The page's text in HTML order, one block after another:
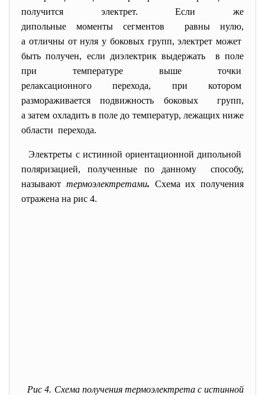
получится электрет. Если же
дипольные моменты сегментов равны нулю,
а отличны от нуля у боковых групп, электрет может
быть получен, если диэлектрик выдержать в поле
при температуре выше точки
релаксационного перехода, при котором
размораживается подвижность боковых групп,
а затем охладить в поле до температур, лежащих ниже
области перехода.
Электреты с истинной ориентационной дипольной
поляризацией, полученные по данному способу,
называют термоэлектретами. Схема их получения
отражена на рис 4.
Рис 4. Схема получения термоэлектрета с истинной